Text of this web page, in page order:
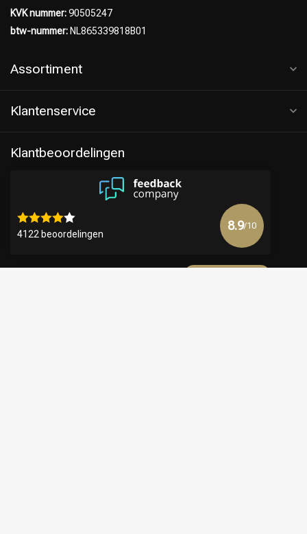
KVK nummer:90505247
btw-nummer: NL865339818B01
Assortiment
Klantenservice
Klantbeoordelingen
4122 beoordelingen
8.9/10